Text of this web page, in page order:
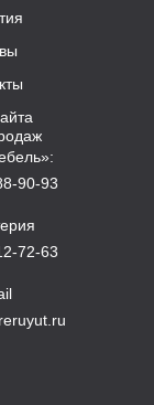
90-93
72-63